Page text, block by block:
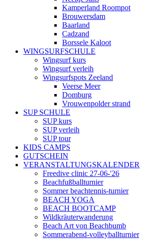
Kamperland Roompot
Brouwersdam
Baarland
Cadzand
Borssele Kaloot
WINGSURFSCHULE
Wingsurf kurs
Wingsurf verleih
Wingsurfspots Zeeland
Veerse Meer
Domburg
Vrouwenpolder strand
SUP SCHULE
SUP kurs
SUP verleih
SUP tour
KIDS CAMPS
GUTSCHEIN
VERANSTALTUNGSKALENDER
Freedive clinic 27-06-'26
Beachfußballturnier
Sommer beachtennis-turnier
BEACH YOGA
BEACH BOOTCAMP
Wildkräuterwanderung
Beach Art von Beachbumb
Sommerabend-volleyballturnier